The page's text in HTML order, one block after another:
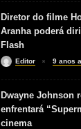
Diretor do filme
Aranha poderá
Flash
Editor 9 anos
Dwayne Johnson
enfrentará
cinema